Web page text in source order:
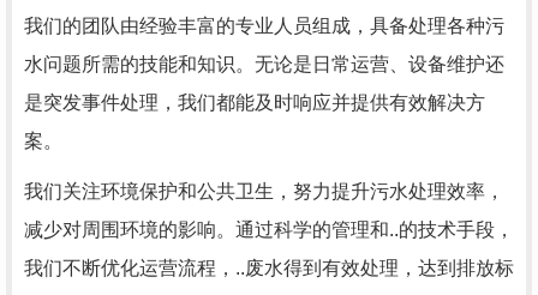
我们的团队由经验丰富的专业人员组成，具备处理各种污
水问题所需的技能和知识。无论是日常运营、设备维护还
是突发事件处理，我们都能及时响应并提供有效解决方
案。
我们关注环境保护和公共卫生，努力提升污水处理效率，
减少对周围环境的影响。通过科学的管理和..的技术手段，
我们不断优化运营流程，..废水得到有效处理，达到排放标